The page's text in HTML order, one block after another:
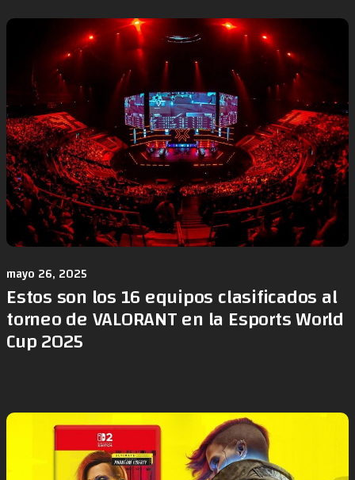
mayo 26, 2025
Estos son los 16 equipos clasificados al
torneo de VALORANT en la Esports World
Cup 2025